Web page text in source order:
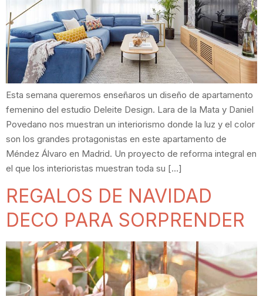
Esta semana queremos enseñaros un diseño de apartamento
femenino del estudio Deleite Design. Lara de la Mata y Daniel
Povedano nos muestran un interiorismo donde la luz y el color
son los grandes protagonistas en este apartamento de
Méndez Álvaro en Madrid. Un proyecto de reforma integral en
el que los interioristas muestran toda su […]
REGALOS DE NAVIDAD
DECO PARA SORPRENDER